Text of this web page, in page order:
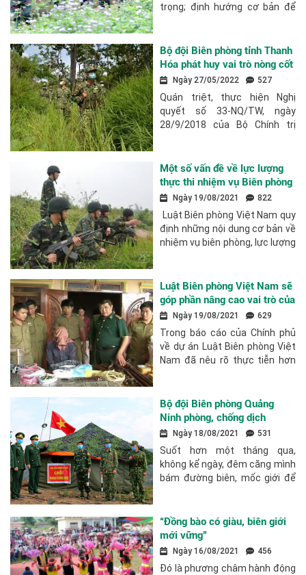
trọng; định hướng cơ bản để
nhiệm vụ bảo vệ chủ quyền
lãnh thổ, biên giới...
Bộ đội Biên phòng tỉnh Thanh
Hóa phát huy vai trò nòng cốt
xây dựng nền Biên phòng
toàn dân vững mạnh
Ngày 27/05/2022 527
Quán triệt, thực hiện Nghị
quyết số 33-NQ/TW, ngày
28/9/2018 của Bộ Chính trị
phòng tỉnh Thanh Hóa đã và
đang phát huy vai trò...
Một số vấn đề về lực lượng
thực thi nhiệm vụ Biên phòng
trong Luật Biên phòng Việt
Nam
Ngày 19/08/2021 822
Luật Biên phòng Việt Nam quy
định những nội dung cơ bản về
nhiệm vụ biên phòng, lực lượng
biên phòng; lực lượng Bộ đội...
Luật Biên phòng Việt Nam sẽ
góp phần nâng cao vai trò của
lực lượng Biên phòng trong
đấu tranh chống tội phạm
xuyên biên giới
Ngày 19/08/2021 629
Trong báo cáo của Chính phủ
về dự án Luật Biên phòng Việt
Nam đã nêu rõ thực tiễn hơn
hiệu quả các hình thức, biện
pháp công tác...
Bộ đội Biên phòng Quảng
Ninh phòng, chống dịch
Covid-19
Ngày 18/08/2021 531
Suốt hơn một tháng qua,
không kể ngày, đêm căng mình
bám đường biên, mốc giới để
Bộ đội Biên phòng (BĐBP) tỉnh
Quảng Ninh luôn...
“Đồng bào có giàu, biên giới
mới vững”
Ngày 16/08/2021 456
Đó là phương châm hành động